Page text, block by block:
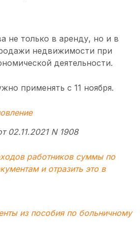
не только в аренду, но и в
недвижимости при
деятельности.
применять с 11 ноября.
02.11.2021 N 1908
работников суммы по
и отразить это в
из пособия по больничному